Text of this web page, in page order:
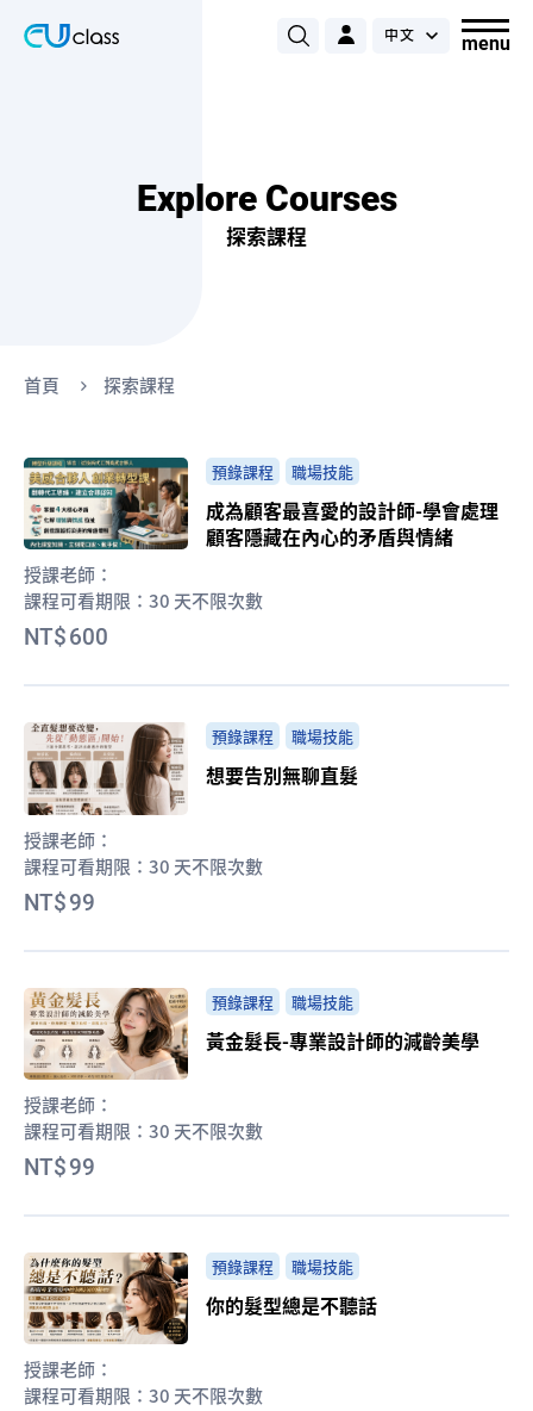
Explore Courses
探索課程
首頁 探索課程
預錄課程 職場技能
成為顧客最喜愛的設計師-學會處理
顧客隱藏在內心的矛盾與情緒
授課老師：
課程可看期限： 30 天不限次數
600
預錄課程 職場技能
想要告別無聊直髮
授課老師：
課程可看期限： 30 天不限次數
99
預錄課程 職場技能
黃金髮長-專業設計師的減齡美學
授課老師：
課程可看期限： 30 天不限次數
99
預錄課程 職場技能
你的髮型總是不聽話
授課老師：
課程可看期限： 30 天不限次數